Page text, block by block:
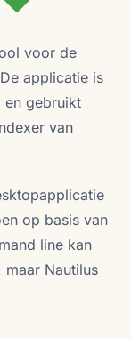
voor de
applicatie is
en gebruikt
van
op basis van
line kan
Nautilus